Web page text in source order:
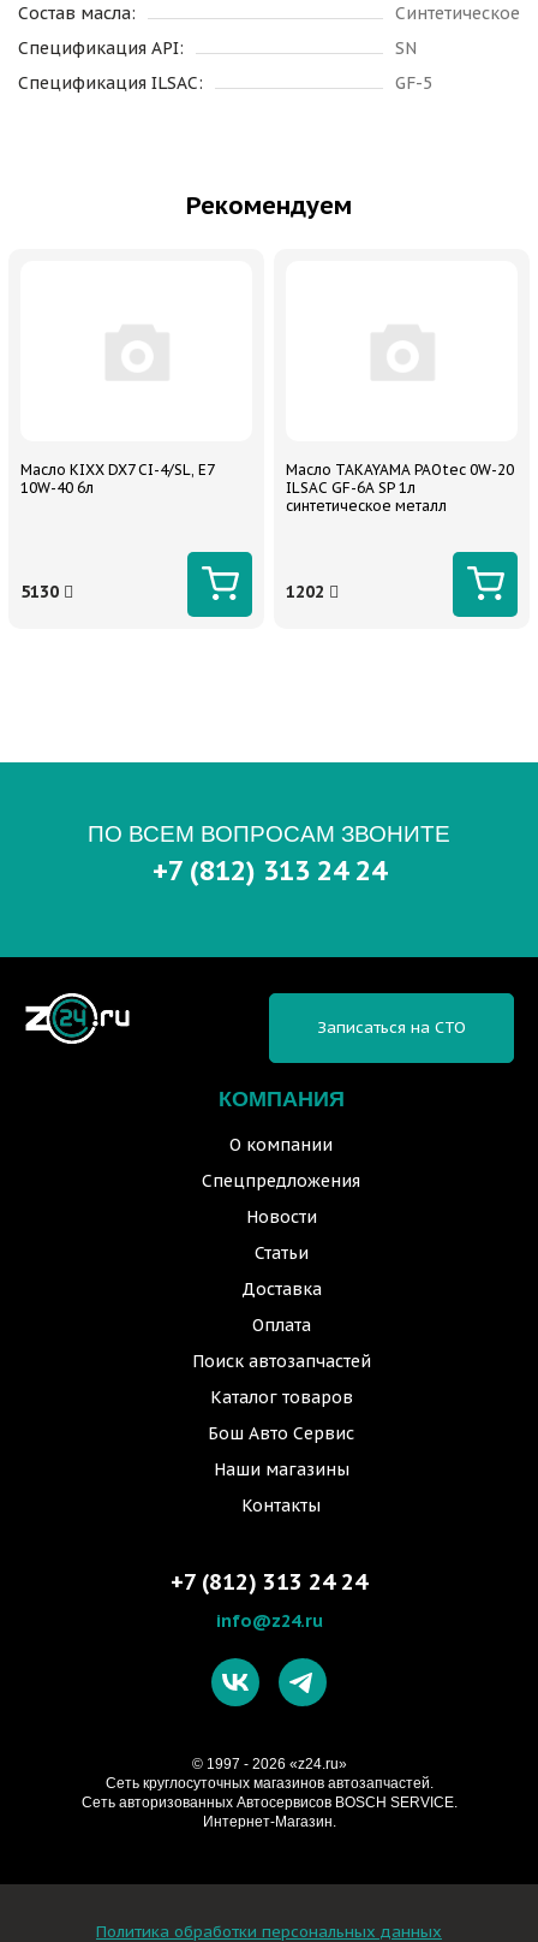
Состав масла:
Синтетическое
Спецификация API:
SN
Спецификация ILSAC:
GF-5
Рекомендуем
Масло KIXX DX7 CI-4/SL, E7
10W-40 6л
5130
Масло TAKAYAMA PAOtec 0W-20
ILSAC GF-6A SP 1л
синтетическое металл
1202
ПО ВСЕМ ВОПРОСАМ ЗВОНИТЕ
+7 (812) 313 24 24
КОМПАНИЯ
О компании
Спецпредложения
Новости
Статьи
Доставка
Оплата
Поиск автозапчастей
Каталог товаров
Бош Авто Сервис
Наши магазины
Контакты
Записаться на СТО
+7 (812) 313 24 24
info@z24.ru
© 1997 - 2026 «z24.ru»
Cеть круглосуточных магазинов автозапчастей.
Сеть авторизованных Автосервисов BOSCH SERVICE.
Интернет-Магазин.
Политика обработки персональных данных